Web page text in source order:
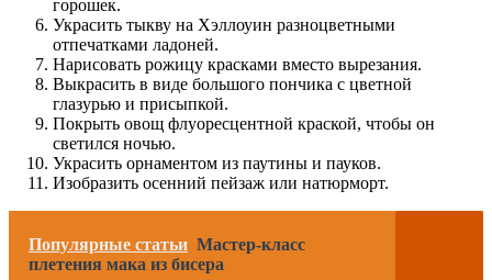
горошек.
Украсить тыкву на Хэллоуин разноцветными
отпечатками ладоней.
Нарисовать рожицу красками вместо вырезания.
Выкрасить в виде большого пончика с цветной
глазурью и присыпкой.
Покрыть овощ флуоресцентной краской, чтобы он
светился ночью.
Украсить орнаментом из паутины и пауков.
Изобразить осенний пейзаж или натюрморт.
Популярные статьи Мастер-класс
плетения мака из бисера